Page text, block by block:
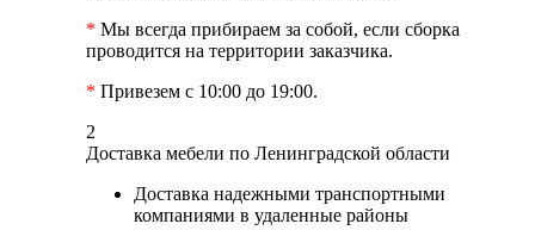
* Мы всегда прибираем за собой, если сборка
проводится на территории заказчика.
* Привезем с 10:00 до 19:00.
2
Доставка мебели по Ленинградской области
Доставка надежными транспортными
компаниями в удаленные районы